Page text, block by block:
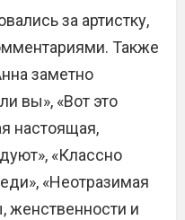
за артистку,
Также
заметно
вы», «Вот это
настоящая,
«Классно
«Неотразимая
женственности и